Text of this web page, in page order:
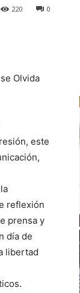
0
220
Olvida
este
reflexión
prensa y
día de
libertad